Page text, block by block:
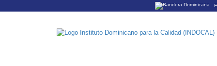
Los sitios web